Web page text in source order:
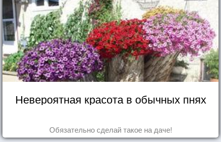
Невероятная красота в обычных пнях
Обязательно сделай такое на даче!